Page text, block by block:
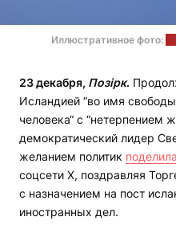
Иллюстративное фото:
23 декабря, Позірк.
Исландией “во имя
человека“ с “нетерпением
демократический лидер
желанием политик
соцсети Х, поздравляя
с назначением на пост
иностранных дел.